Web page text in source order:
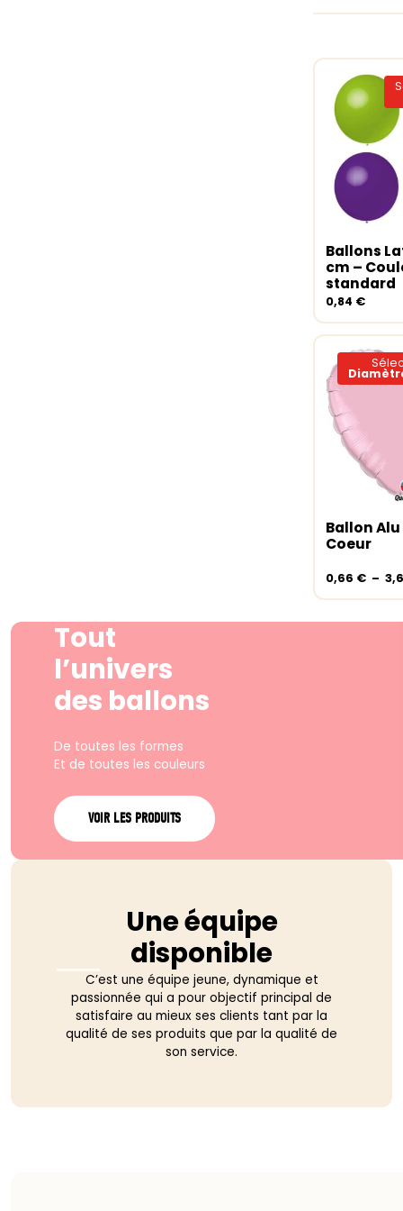
Choix
Ballons
cm –
standard
0,84 €
Choix
Ballon
Coeur
0,66 € –
Tout
l’univers
des ballons
De toutes les formes
Et de toutes les couleurs
VOIR LES PRODUITS
Une équipe
disponible
C’est une équipe jeune, dynamique et
passionnée qui a pour objectif principal de
satisfaire au mieux ses clients tant par la
qualité de ses produits que par la qualité de
son service.